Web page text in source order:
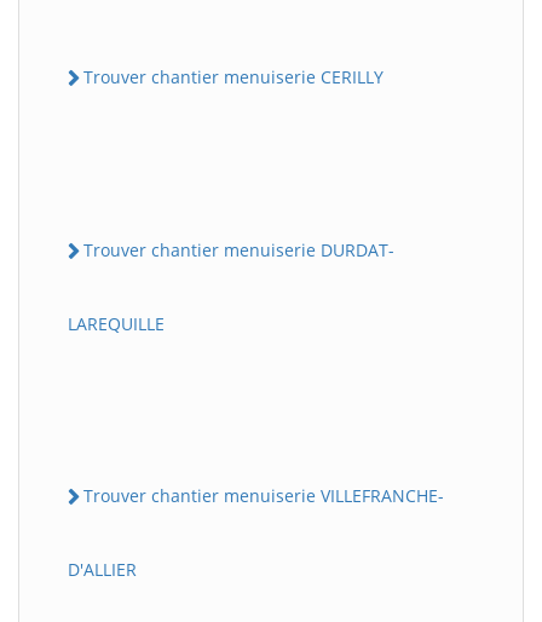
Trouver chantier menuiserie CERILLY
Trouver chantier menuiserie DURDAT-
LAREQUILLE
Trouver chantier menuiserie VILLEFRANCHE-
D'ALLIER